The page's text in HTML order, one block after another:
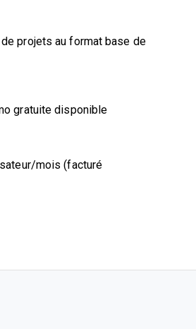
projets au format base de
gratuite disponible
mois (facturé